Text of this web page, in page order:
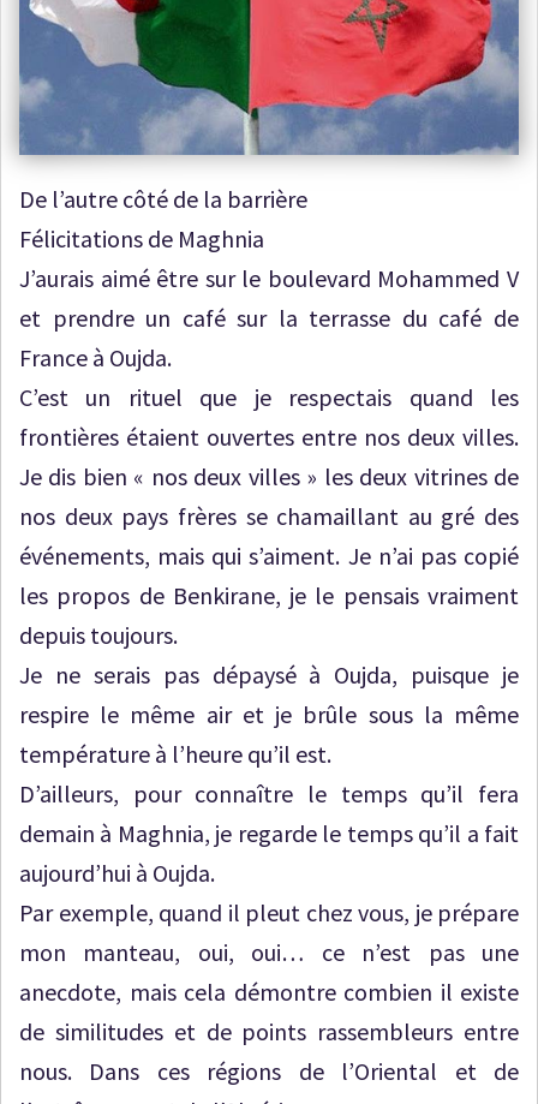
De l’autre côté de la barrière
Félicitations de Maghnia
J’aurais aimé être sur le boulevard Mohammed V
et prendre un café sur la terrasse du café de
France à Oujda.
C’est un rituel que je respectais quand les
frontières étaient ouvertes entre nos deux villes.
Je dis bien « nos deux villes » les deux vitrines de
nos deux pays frères se chamaillant au gré des
événements, mais qui s’aiment. Je n’ai pas copié
les propos de Benkirane, je le pensais vraiment
depuis toujours.
Je ne serais pas dépaysé à Oujda, puisque je
respire le même air et je brûle sous la même
température à l’heure qu’il est.
D’ailleurs, pour connaître le temps qu’il fera
demain à Maghnia, je regarde le temps qu’il a fait
aujourd’hui à Oujda.
Par exemple, quand il pleut chez vous, je prépare
mon manteau, oui, oui… ce n’est pas une
anecdote, mais cela démontre combien il existe
de similitudes et de points rassembleurs entre
nous. Dans ces régions de l’Oriental et de